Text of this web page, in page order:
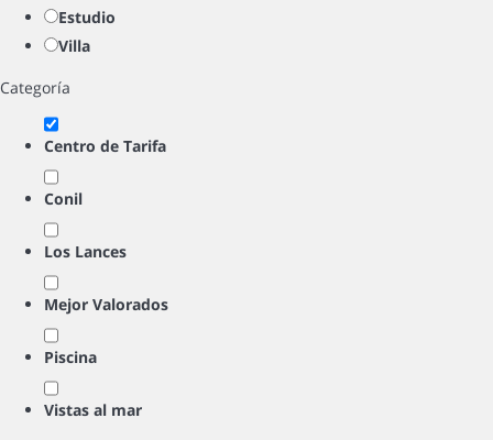
Estudio
Villa
Categoría
Centro de Tarifa
Conil
Los Lances
Mejor Valorados
Piscina
Vistas al mar